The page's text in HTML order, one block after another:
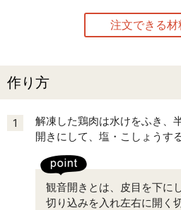
注文できる材
作り方
1
解凍した鶏肉は水けをふき、
開きにして、塩・こしょうする
観音開きとは、皮目を下に
切り込みを入れ左右に開く